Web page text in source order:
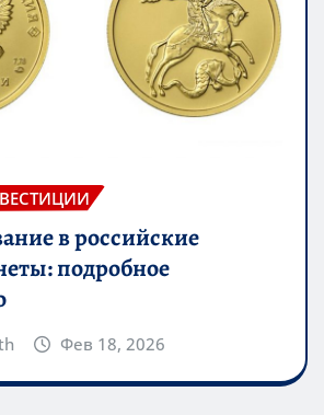
в российские
подробное
Фев 18, 2026